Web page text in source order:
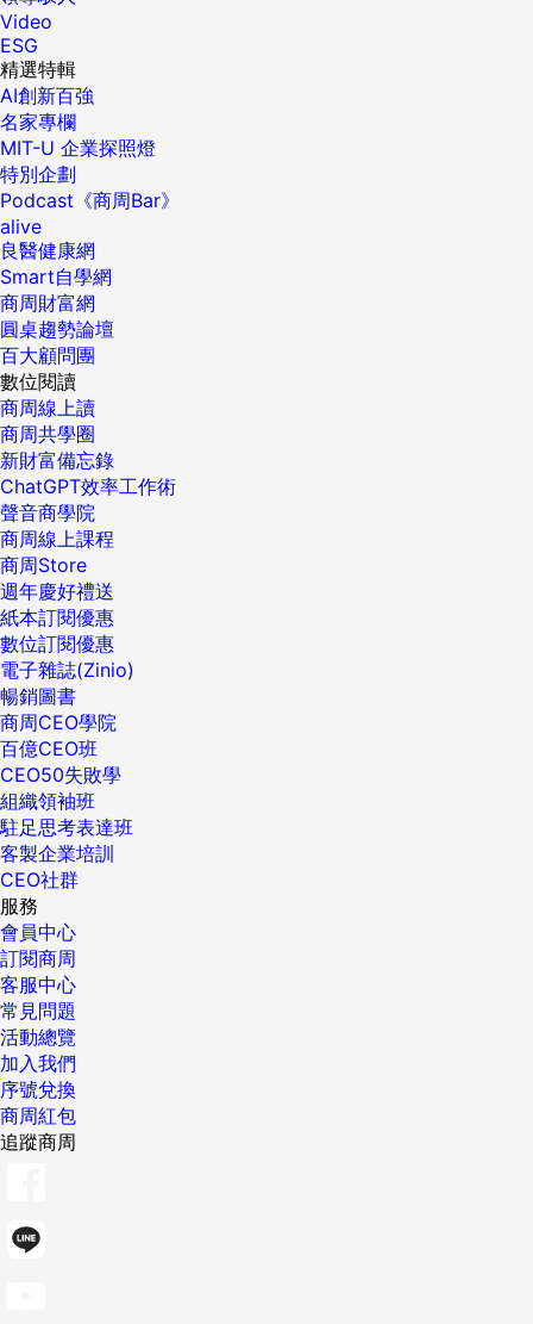
Video
ESG
精選特輯
AI創新百強
名家專欄
MIT-U 企業探照燈
特別企劃
Podcast《商周Bar》
alive
良醫健康網
Smart自學網
商周財富網
圓桌趨勢論壇
百大顧問團
數位閱讀
商周線上讀
商周共學圈
新財富備忘錄
ChatGPT效率工作術
聲音商學院
商周線上課程
商周Store
週年慶好禮送
紙本訂閱優惠
數位訂閱優惠
電子雜誌(Zinio)
暢銷圖書
商周CEO學院
百億CEO班
CEO50失敗學
組織領袖班
駐足思考表達班
客製企業培訓
CEO社群
服務
會員中心
訂閱商周
客服中心
常見問題
活動總覽
加入我們
序號兌換
商周紅包
追蹤商周